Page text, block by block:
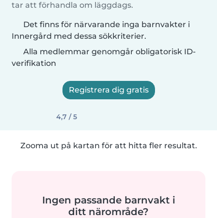
tar att förhandla om läggdags.
Det finns för närvarande inga barnvakter i
Innergård med dessa sökkriterier.
Alla medlemmar genomgår obligatorisk ID-
verifikation
Registrera dig gratis
4,7 / 5
Zooma ut på kartan för att hitta fler resultat.
Ingen passande barnvakt i
ditt närområde?